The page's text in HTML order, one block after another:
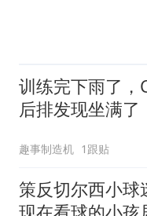
训练完下雨了，
后排发现坐满了
趣事制造机 1跟贴
策反切尔西小球